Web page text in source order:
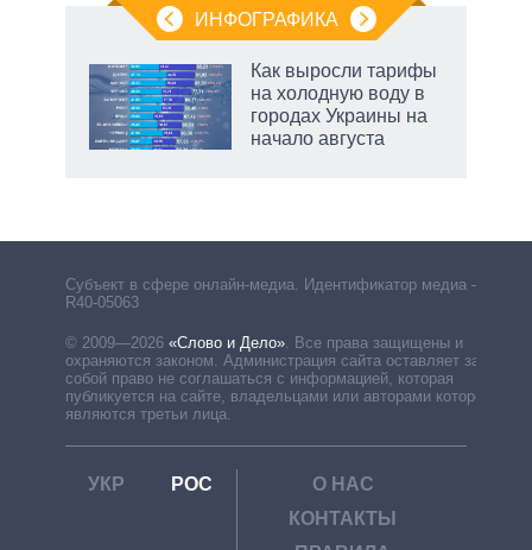
ИНФОГРАФИКА
Как выросли тарифы
на холодную воду в
городах Украины на
начало августа
Субъект в сфере онлайн-медиа. Идентификатор медиа –
R40-05063
© 2009—2026 «Слово и Дело». Все права защищены и
охраняются законом. Администрация сайта оставляет за
собой право не соглашаться с информацией, которая
публикуется на сайте, владельцами или авторами которой
являются третьи лица.
УКР РОС
О НАС
КОНТАКТЫ